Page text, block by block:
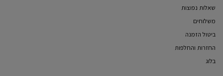
שאלות נפוצות
משלוחים
ביטול הזמנה
החזרות והחלפות
בלוג